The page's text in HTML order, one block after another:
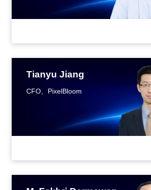
Tianyu Jiang
CFO、PixelBloom